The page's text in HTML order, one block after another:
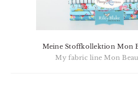
Meine Stoffkollektion Mon
My fabric line Mon